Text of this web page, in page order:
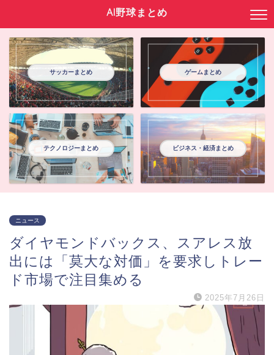
AI野球まとめ
サッカーまとめ ゲームまとめ
テクノロジーまとめ ビジネス・経済まとめ
ニュース
ダイヤモンドバックス、スアレス放
出には「莫大な対価」を要求しトレー
ド市場で注目集める
2025年7月26日